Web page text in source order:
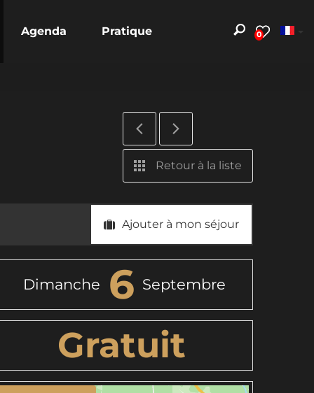
0
Agenda Pratique
Retour à la liste
Ajouter à mon séjour
Dimanche 6 Septembre
Gratuit